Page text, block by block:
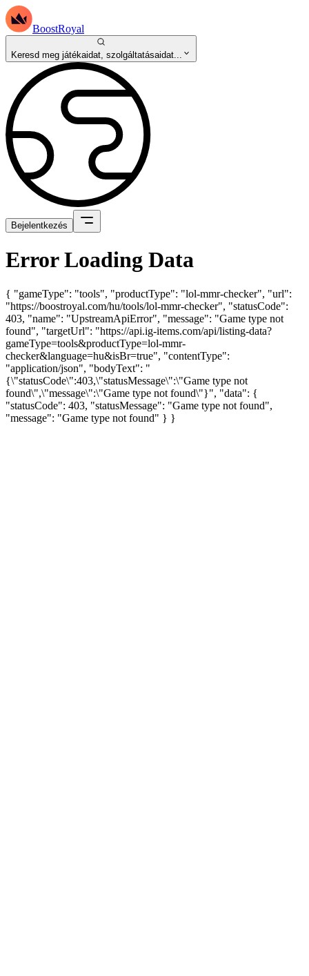
BoostRoyal
Keresd meg játékaidat, szolgáltatásaidat...
Bejelentkezés
Error Loading Data
{ "gameType": "tools", "productType": "lol-mmr-checker", "url":
"https://boostroyal.com/hu/tools/lol-mmr-checker", "statusCode":
403, "name": "UpstreamApiError", "message": "Game type not
found", "targetUrl": "https://api.ig-items.com/api/listing-data?
gameType=tools&productType=lol-mmr-
checker&language=hu&isBr=true", "contentType":
"application/json", "bodyText": "
{\"statusCode\":403,\"statusMessage\":\"Game type not
found\",\"message\":\"Game type not found\"}", "data": {
"statusCode": 403, "statusMessage": "Game type not found",
"message": "Game type not found" } }